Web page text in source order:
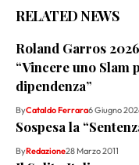
RELATED NEWS
Roland Garros
“Vincere uno Slam
dipendenza”
ByCataldo Ferrara6 Giugno
Sospesa la
ByRedazione28 Marzo 2011